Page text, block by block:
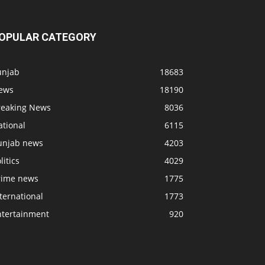
CATEGORY
18683
18190
News
8036
6115
news
4203
4029
news
1775
1773
920